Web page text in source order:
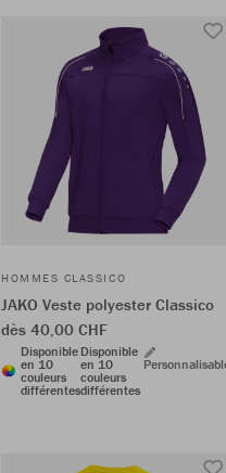
HOMMES CLASSICO
JAKO Veste polyester Classico
dès 40,00 CHF
Disponible
en 10
couleurs
différentes
Disponible
en 10
couleurs
différentes